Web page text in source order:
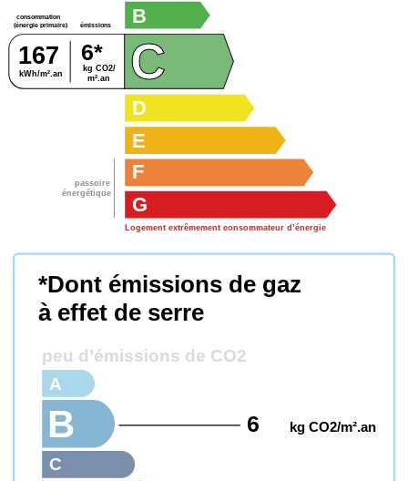
consommation
(énergie primaire) émissions
kg CO2/
m².an
kWh/m².an
167 6*
passoire
énergétique
G
Logement extrêmement consommateur d’énergie
F
E
D
C
B
*Dont émissions de gaz
à effet de serre
peu d’émissions de CO2
C
B 6 kg CO2/m².an
A